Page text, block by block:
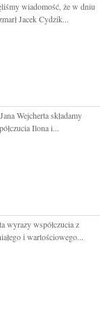
wiadomość, że w dniu
Jacek Cydzik...
Wejcherta składamy
Ilona i...
wyrazy współczucia z
i wartościowego...